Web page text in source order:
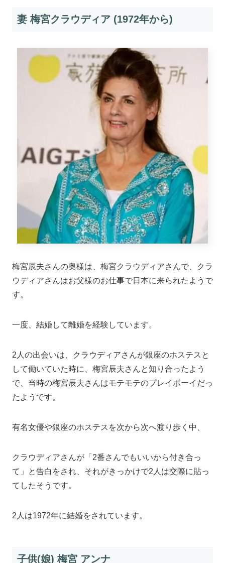
妻 梅宮クラウディア (1972年から)
梅宮辰夫さんの奥様は、梅宮クラウディアさんで、クラ
ウディアさんはお父様のお仕事で日本に来られたようで
す。
一度、結婚して離婚を経験しています。
2人の出会いは、クラウディアさんが銀座のホステスと
して働いていた時に、梅宮辰夫さんと知り合ったよう
で、当時の梅宮辰夫さんはモテモテのプレイボーイだっ
たようです。
有名女優や銀座のホステスを次から次へ渡り歩く中、
クラウディアさんが「2番さんでもいいから付き合っ
て」と告白をされ、それがきっかけで2人は交際に貼っ
てしたそうです。
2人は1972年に結婚をされています。
子供(娘) 梅宮 アンナ